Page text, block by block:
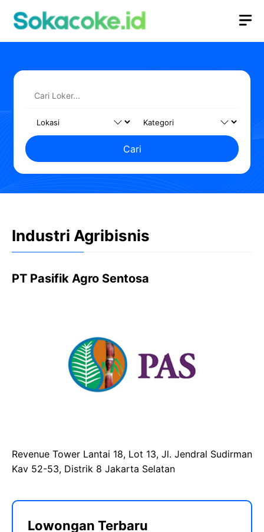
Cari
Industri Agribisnis
PT Pasifik Agro Sentosa
Revenue Tower Lantai 18, Lot 13, Jl. Jendral Sudirman
Kav 52-53, Distrik 8 Jakarta Selatan
Lowongan Terbaru